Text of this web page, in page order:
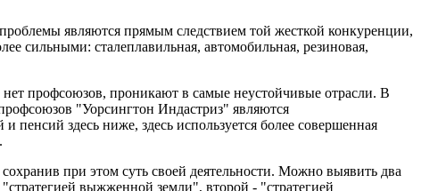
являются прямым следствием той жесткой конкуренции,
сильными: сталеплавильная, автомобильная, резиновая,
профсоюзов, проникают в самые неустойчивые отрасли. В
"Уорсингтон Индастриз" являются
здесь ниже, здесь используется более совершенная
при этом суть своей деятельности. Можно выявить два
выжженной земли", второй - "стра­тегией